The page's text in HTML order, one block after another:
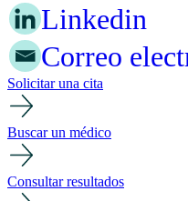
Linkedin
Correo
Solicitar una cita
Buscar un médico
Consultar resultados